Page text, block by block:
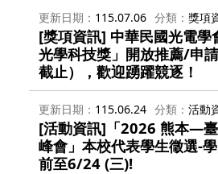
更新日期 115.07.06 分類 獎項
[獎項資訊] 中華民國光電學
光學科技獎」開放推薦/申
截止），歡迎踴躍競逐！
更新日期 115.06.24 分類 活動
[活動資訊]「2026 熊本—
峰會」本校代表學生徵選-
前至6/24 (三)!